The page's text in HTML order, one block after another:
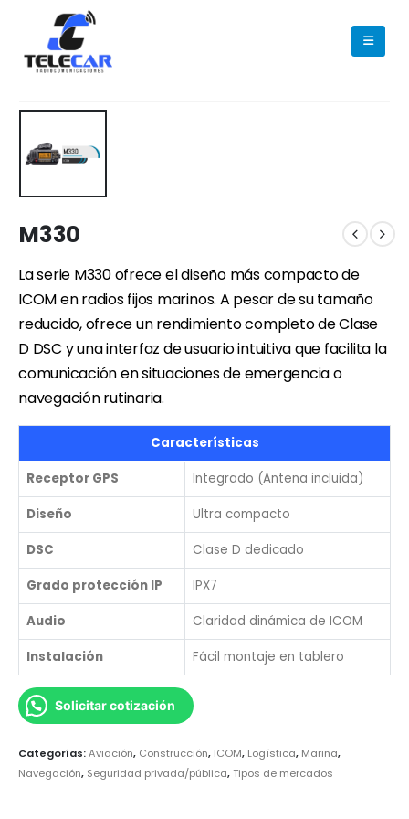
M330
La serie M330 ofrece el diseño más compacto de
ICOM en radios fijos marinos. A pesar de su tamaño
reducido, ofrece un rendimiento completo de Clase
D DSC y una interfaz de usuario intuitiva que facilita la
comunicación en situaciones de emergencia o
navegación rutinaria.
Características
Receptor GPS Integrado (Antena incluida)
Diseño Ultra compacto
DSC Clase D dedicado
Grado protección IP IPX7
Audio Claridad dinámica de ICOM
Instalación Fácil montaje en tablero
Solicitar cotización
Categorías:Aviación, Construcción, ICOM, Logística, Marina,
Navegación, Seguridad privada/pública,Tipos de mercados